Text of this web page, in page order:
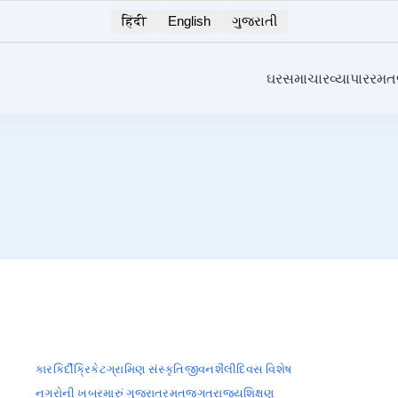
हिंदी English ગુજરાતી
ઘરસમાચારવ્યાપાર
કારકિર્દીક્રિકેટગ્રામિણ સંસ્કૃતિજીવનશૈલીદિવસ વિશેષ
નગરોની ખબરમારું ગુજરાતરમતજગતરાજ્યશિક્ષણ